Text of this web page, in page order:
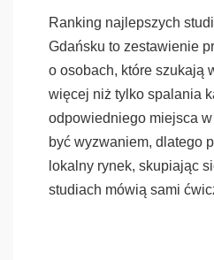
Ranking najlepszych
Gdańsku to zestawienie
o osobach, które szukają
więcej niż tylko spalania
odpowiedniego miejsca
być wyzwaniem, dlatego
lokalny rynek, skupiając
studiach mówią sami